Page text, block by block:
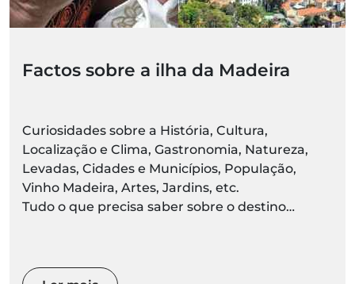
Factos sobre a ilha da Madeira
Curiosidades sobre a História, Cultura,
Localização e Clima, Gastronomia, Natureza,
Levadas, Cidades e Municípios, População,
Vinho Madeira, Artes, Jardins, etc.
Tudo o que precisa saber sobre o destino